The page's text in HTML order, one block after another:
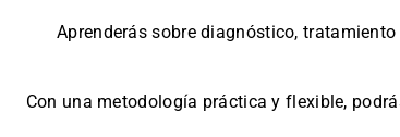
Aprenderás sobre diagnóstico,
Con una metodología práctica y flexible,